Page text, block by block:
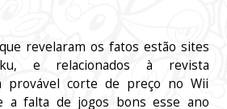
revelaram os fatos estão sites
e relacionados à revista
provável corte de preço no Wii
a falta de jogos bons esse ano